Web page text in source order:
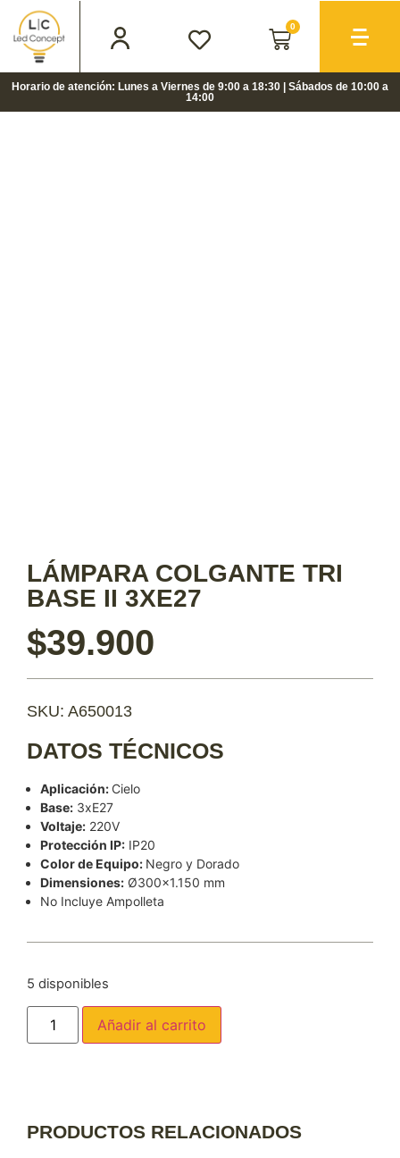
0
Horario de atención: Lunes a Viernes de 9:00 a 18:30 | Sábados de 10:00 a
14:00
LÁMPARA COLGANTE TRI
BASE II 3XE27
$39.900
SKU: A650013
DATOS TÉCNICOS
Aplicación: Cielo
Base: 3xE27
Voltaje: 220V
Protección IP: IP20
Color de Equipo: Negro y Dorado
Dimensiones: Ø300×1.150 mm
No Incluye Ampolleta
5 disponibles
Añadir al carrito
PRODUCTOS RELACIONADOS